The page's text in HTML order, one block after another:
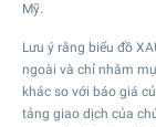
Mỹ.
Lưu ý rằng biểu đồ
ngoài và chỉ nhằm
khác so với báo giá
tảng giao dịch của